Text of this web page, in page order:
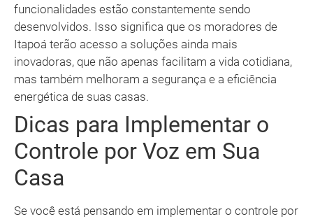
funcionalidades estão constantemente sendo
desenvolvidos. Isso significa que os moradores de
Itapoá terão acesso a soluções ainda mais
inovadoras, que não apenas facilitam a vida cotidiana,
mas também melhoram a segurança e a eficiência
energética de suas casas.
Dicas para Implementar o
Controle por Voz em Sua
Casa
Se você está pensando em implementar o controle por